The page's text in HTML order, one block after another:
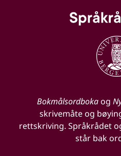
Bokmålsordbokaog
skrivemåte og
rettskriving. Språkrådet
står bak